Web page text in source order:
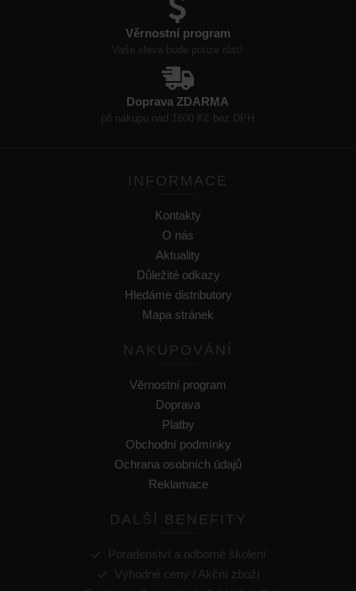
Věrnostní program
Vaše sleva bude pouze růst!
Doprava ZDARMA
při nákupu nad 1600 Kč bez DPH
INFORMACE
Kontakty
O nás
Aktuality
Důležité odkazy
Hledáme distributory
Mapa stránek
NAKUPOVÁNÍ
Věrnostní program
Doprava
Platby
Obchodní podmínky
Ochrana osobních údajů
Reklamace
DALŠÍ BENEFITY
Poradenství a odborné školení
Výhodné ceny / Akční zboží